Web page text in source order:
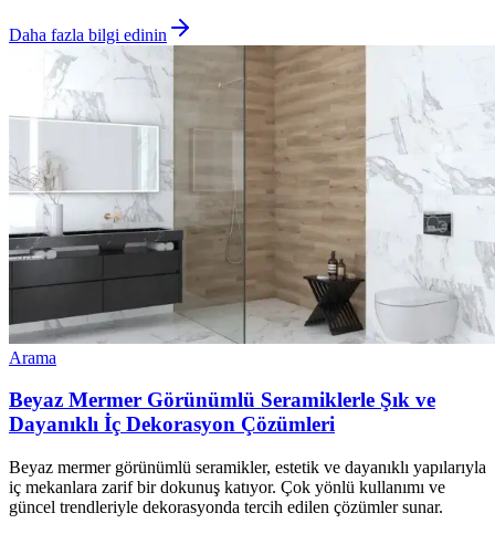
Daha fazla bilgi edinin
Arama
Beyaz Mermer Görünümlü Seramiklerle Şık ve
Dayanıklı İç Dekorasyon Çözümleri
Beyaz mermer görünümlü seramikler, estetik ve dayanıklı yapılarıyla
iç mekanlara zarif bir dokunuş katıyor. Çok yönlü kullanımı ve
güncel trendleriyle dekorasyonda tercih edilen çözümler sunar.